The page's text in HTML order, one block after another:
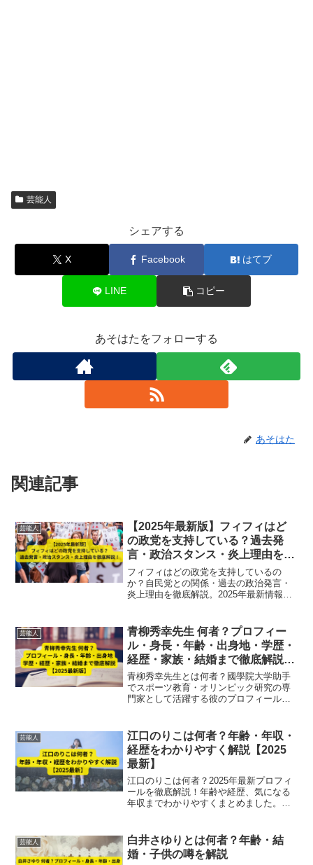
芸能人
シェアする
X Facebook はてブ
LINE コピー
あそはたをフォローする
あそはた
関連記事
芸能人
【2025年最新版】フィフィはど
の政党を支持している？過去発
言・政治スタンス・炎上理由を徹
底解説！
フィフィはどの政党を支持しているの
か？自民党との関係・過去の政治発言・
炎上理由を徹底解説。2025年最新情報を
芸能人
青柳秀幸先生 何者？プロフィー
ル・身長・年齢・出身地・学歴・
経歴・家族・結婚まで徹底解説
【2025最新版】
青柳秀幸先生とは何者？國學院大学助手
でスポーツ教育・オリンピック研究の専
門家として活躍する彼のプロフィール、
説します。教育・研究分野での功績も紹
介。
芸能人
江口のりこは何者？年齢・年収・
経歴をわかりやすく解説【2025
最新】
江口のりこは何者？2025年最新プロフィ
ールを徹底解説！年齢や経歴、気になる
年収までわかりやすくまとめました。女
芸能人
白井さゆりとは何者？年齢・結
婚・子供の噂を解説